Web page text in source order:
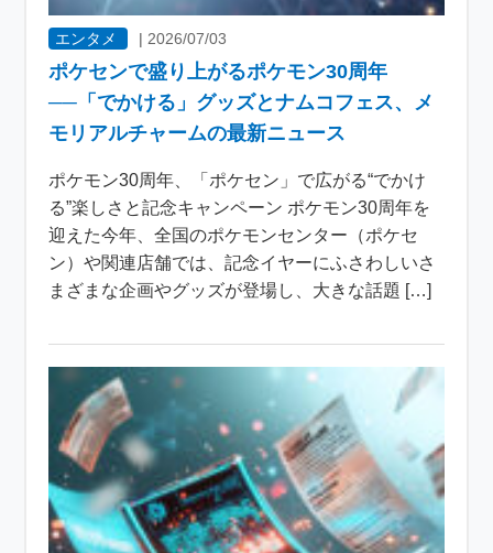
エンタメ | 2026/07/03
ポケセンで盛り上がるポケモン30周年
──「でかける」グッズとナムコフェス、メ
モリアルチャームの最新ニュース
ポケモン30周年、「ポケセン」で広がる“でかけ
る”楽しさと記念キャンペーン ポケモン30周年を
迎えた今年、全国のポケモンセンター（ポケセ
ン）や関連店舗では、記念イヤーにふさわしいさ
まざまな企画やグッズが登場し、大きな話題 […]